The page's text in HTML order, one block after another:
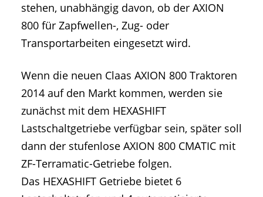
stehen, unabhängig davon, ob der AXION
800 für Zapfwellen-, Zug- oder
Transportarbeiten eingesetzt wird.
Wenn die neuen Claas AXION 800 Traktoren
2014 auf den Markt kommen, werden sie
zunächst mit dem HEXASHIFT
Lastschaltgetriebe verfügbar sein, später soll
dann der stufenlose AXION 800 CMATIC mit
ZF-Terramatic-Getriebe folgen.
Das HEXASHIFT Getriebe bietet 6